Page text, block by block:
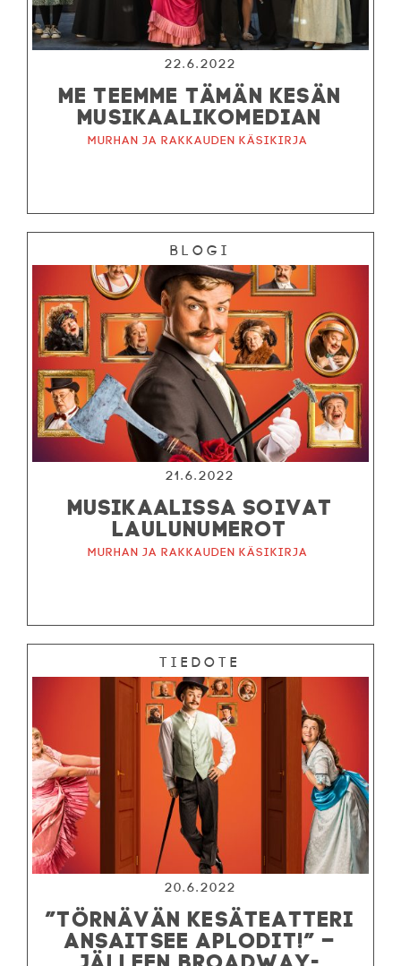
22.6.2022
ME TEEMME TÄMÄN KESÄN
MUSIKAALIKOMEDIAN
Murhan ja rakkauden käsikirja
Blogi
21.6.2022
MUSIKAALISSA SOIVAT
LAULUNUMEROT
Murhan ja rakkauden käsikirja
Tiedote
20.6.2022
”TÖRNÄVÄN KESÄTEATTERI
ANSAITSEE APLODIT!” –
JÄLLEEN BROADWAY-